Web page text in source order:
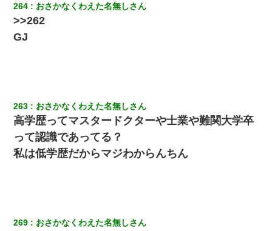
嫁＆娘「そんな匂いしない…」ある日、友人奥「素敵なアンティ
ークですね！」俺（！？）
元夫の連れ子「俺の結婚式の時くらい、母親としての責任を果た
義兄嫁が義実家で「コロナ陽性だったからこのまま療養させて下
さい」と言い出してド修羅場になった
浅ましくも集りにきた。
264 おさかなくわえた名無しさん
>>262
GJ
263 おさかなくわえた名無しさん
高学歴ってマスタードクターや士業や難関大学卒
って認識であってる？
私は低学歴だからマジわからんちん
269 おさかなくわえた名無しさん